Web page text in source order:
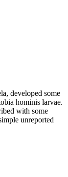
developed some
hominis larvae.
with some
unreported